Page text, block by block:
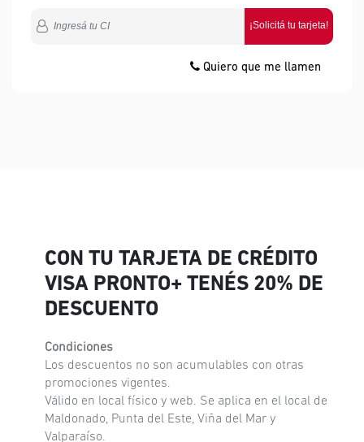
¡Solicitá tu tarjeta!
Quiero que me llamen
CON TU TARJETA DE CRÉDITO
VISA PRONTO+ TENÉS 20% DE
DESCUENTO
Condiciones
Los descuentos no son acumulables con otras
promociones vigentes.
Válido en local físico y web. Se aplica en el local de
Maldonado, Punta del Este, Viña del Mar y
Valparaíso.